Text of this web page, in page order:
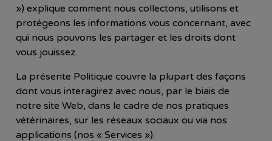
») explique comment nous collectons, utilisons et
protégeons les informations vous concernant, avec
qui nous pouvons les partager et les droits dont
vous jouissez.
La présente Politique couvre la plupart des façons
dont vous interagirez avec nous, par le biais de
notre site Web, dans le cadre de nos pratiques
vétérinaires, sur les réseaux sociaux ou via nos
applications (nos « Services »).